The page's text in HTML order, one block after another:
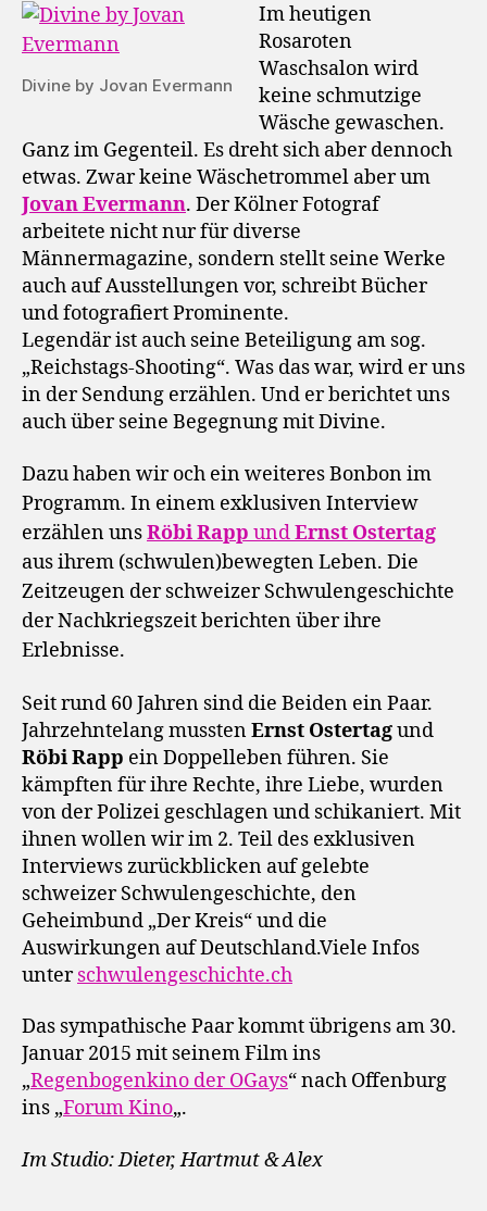
Divine by Jovan Evermann
Im heutigen
Rosaroten
Waschsalon wird
keine schmutzige
Wäsche gewaschen.
Ganz im Gegenteil. Es dreht sich aber dennoch
etwas. Zwar keine Wäschetrommel aber um
Jovan Evermann. Der Kölner Fotograf
arbeitete nicht nur für diverse
Männermagazine, sondern stellt seine Werke
auch auf Ausstellungen vor, schreibt Bücher
und fotografiert Prominente.
Legendär ist auch seine Beteiligung am sog.
„Reichstags-Shooting“. Was das war, wird er uns
in der Sendung erzählen. Und er berichtet uns
auch über seine Begegnung mit Divine.
Dazu haben wir och ein weiteres Bonbon im
Programm. In einem exklusiven Interview
erzählen unsRöbi Rapp undErnst Ostertag
aus ihrem (schwulen)bewegten Leben. Die
Zeitzeugen der schweizer Schwulengeschichte
der Nachkriegszeit berichten über ihre
Erlebnisse.
Seit rund 60 Jahren sind die Beiden ein Paar.
Jahrzehntelang musstenErnst Ostertagund
Röbi Rapp ein Doppelleben führen. Sie
kämpften für ihre Rechte, ihre Liebe, wurden
von der Polizei geschlagen und schikaniert. Mit
ihnen wollen wir im 2. Teil des exklusiven
Interviews zurückblicken auf gelebte
schweizer Schwulengeschichte, den
Geheimbund „Der Kreis“ und die
Auswirkungen auf Deutschland.Viele Infos
unterschwulengeschichte.ch
Das sympathische Paar kommt übrigens am 30.
Januar 2015 mit seinem Film ins
„Regenbogenkino der OGays“ nach Offenburg
ins „Forum Kino„.
Im Studio: Dieter, Hartmut & Alex